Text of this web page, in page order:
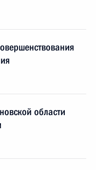
области